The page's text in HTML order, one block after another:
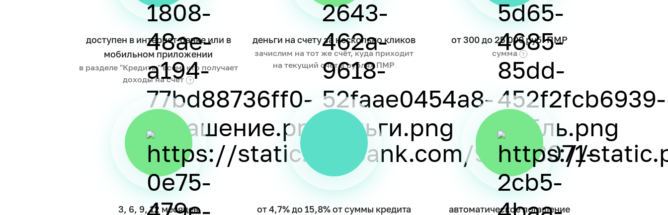
доступен в интернет-банке или в
мобильном приложении
в разделе "Кредиты" всем, кто получает
доходы на счёт
?
деньги на счету за несколько кликов
зачислим на тот же счёт, куда приходит
на текущий счёт в рублях ПМР
от 300 до 25 000 руб. ПМР
сумма ?
3, 6, 9, 12 месяцев от 4,7% до 15,8% от суммы кредита автоматическое погашение